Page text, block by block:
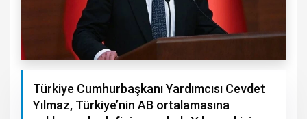
Türkiye Cumhurbaşkanı Yardımcısı Cevdet
Yılmaz, Türkiye’nin AB ortalamasına